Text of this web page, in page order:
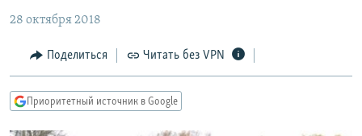
Вернутся
Вернутся
МНЕНИЯ
КУЛЬТУРА
КАВКАЗ.РЕАЛИИ
28 октября 2018
Поделиться Читать без VPN
Приоритетный источник в Google